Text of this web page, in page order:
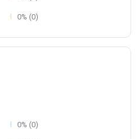
0% (0)
0% (0)